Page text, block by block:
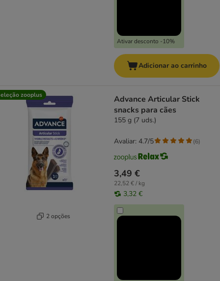
Ativar desconto -10%
Adicionar ao carrinho
zooplus
2 opções
Advance Articular Stick
snacks para cães
155 g (7 uds.)
3,49 €
22,52 € / kg
3,32 €
Avaliar: 4.7/5 (6)